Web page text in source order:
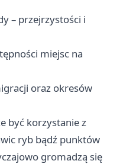
– przejrzystości i
miejsc na
oraz okresów
być korzystanie z
ryb bądź punktów
gromadzą się